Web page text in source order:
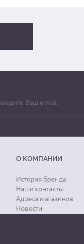
О КОМПАНИИ
История бренда
Наши контакты
Адреса магазинов
Новости